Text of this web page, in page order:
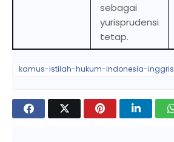
sebagai
yurisprudensi
tetap.
kamus-istilah-hukum-indonesia-inggris